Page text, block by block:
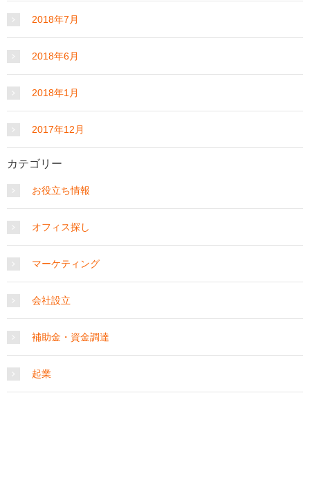
2018年7月
2018年6月
2018年1月
2017年12月
カテゴリー
お役立ち情報
オフィス探し
マーケティング
会社設立
補助金・資金調達
起業